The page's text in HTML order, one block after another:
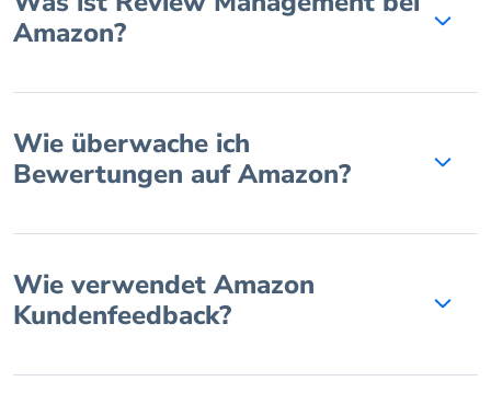
Amazon?
Wie überwache ich
Bewertungen auf Amazon?
Wie verwendet Amazon
Kundenfeedback?